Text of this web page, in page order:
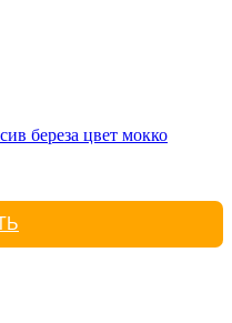
береза цвет мокко